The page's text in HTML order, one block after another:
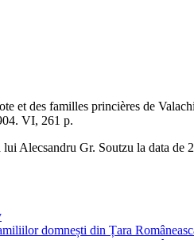
et des familles princières de
VI, 261 p.
Alecsandru Gr. Soutzu la data de